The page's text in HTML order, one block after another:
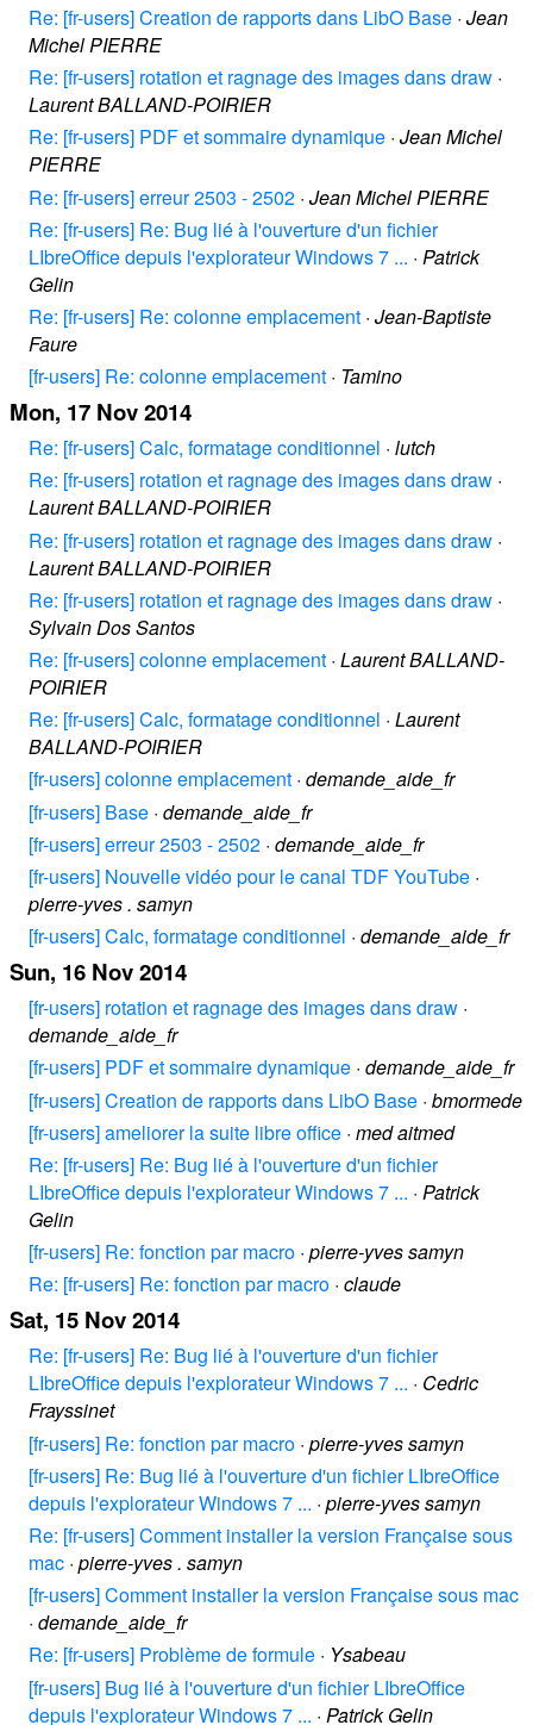
Re: [fr-users] Creation de rapports dans LibO Base · Jean
Michel PIERRE
Re: [fr-users] rotation et ragnage des images dans draw ·
Laurent BALLAND-POIRIER
Re: [fr-users] PDF et sommaire dynamique · Jean Michel
PIERRE
Re: [fr-users] erreur 2503 - 2502 · Jean Michel PIERRE
Re: [fr-users] Re: Bug lié à l'ouverture d'un fichier
LIbreOffice depuis l'explorateur Windows 7 ... · Patrick
Gelin
Re: [fr-users] Re: colonne emplacement · Jean-Baptiste
Faure
[fr-users] Re: colonne emplacement · Tamino
Mon, 17 Nov 2014
Re: [fr-users] Calc, formatage conditionnel · lutch
Re: [fr-users] rotation et ragnage des images dans draw ·
Laurent BALLAND-POIRIER
Re: [fr-users] rotation et ragnage des images dans draw ·
Laurent BALLAND-POIRIER
Re: [fr-users] rotation et ragnage des images dans draw ·
Sylvain Dos Santos
Re: [fr-users] colonne emplacement · Laurent BALLAND-
POIRIER
Re: [fr-users] Calc, formatage conditionnel · Laurent
BALLAND-POIRIER
[fr-users] colonne emplacement · demande_aide_fr
[fr-users] Base · demande_aide_fr
[fr-users] erreur 2503 - 2502 · demande_aide_fr
[fr-users] Nouvelle vidéo pour le canal TDF YouTube ·
pierre-yves . samyn
[fr-users] Calc, formatage conditionnel · demande_aide_fr
Sun, 16 Nov 2014
[fr-users] rotation et ragnage des images dans draw ·
demande_aide_fr
[fr-users] PDF et sommaire dynamique · demande_aide_fr
[fr-users] Creation de rapports dans LibO Base · bmormede
[fr-users] ameliorer la suite libre office · med aitmed
Re: [fr-users] Re: Bug lié à l'ouverture d'un fichier
LIbreOffice depuis l'explorateur Windows 7 ... · Patrick
Gelin
[fr-users] Re: fonction par macro · pierre-yves samyn
Re: [fr-users] Re: fonction par macro · claude
Sat, 15 Nov 2014
Re: [fr-users] Re: Bug lié à l'ouverture d'un fichier
LIbreOffice depuis l'explorateur Windows 7 ... · Cedric
Frayssinet
[fr-users] Re: fonction par macro · pierre-yves samyn
[fr-users] Re: Bug lié à l'ouverture d'un fichier LIbreOffice
depuis l'explorateur Windows 7 ... · pierre-yves samyn
Re: [fr-users] Comment installer la version Française sous
mac · pierre-yves . samyn
[fr-users] Comment installer la version Française sous mac
· demande_aide_fr
Re: [fr-users] Problème de formule · Ysabeau
[fr-users] Bug lié à l'ouverture d'un fichier LIbreOffice
depuis l'explorateur Windows 7 ... · Patrick Gelin